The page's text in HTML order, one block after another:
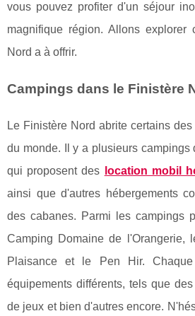
vous pouvez profiter d'un séjour
magnifique région. Allons
Nord a à offrir.
Campings dans le Finistère
Le Finistère Nord abrite certains
du monde. Il y a plusieurs campings
qui proposent des
location mobil
ainsi que d'autres hébergements
des cabanes. Parmi les campings
Camping Domaine de l'Orangerie,
Plaisance et le Pen Hir.
équipements différents, tels que
de jeux et bien d'autres encore.